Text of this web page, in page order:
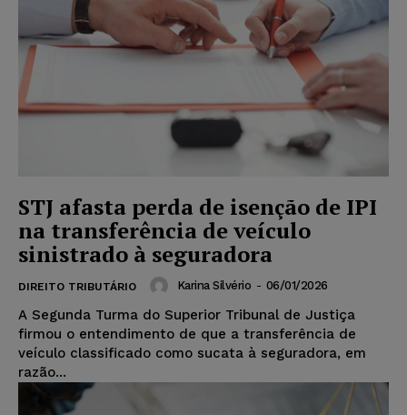
STJ afasta perda de isenção de IPI
na transferência de veículo
sinistrado à seguradora
DIREITO TRIBUTÁRIO Karina Silvério - 06/01/2026
A Segunda Turma do Superior Tribunal de Justiça
firmou o entendimento de que a transferência de
veículo classificado como sucata à seguradora, em
razão...